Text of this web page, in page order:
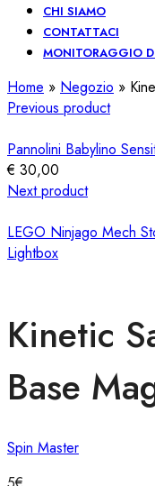
CHI SIAMO
CONTATTACI
MONITORAGGIO
Home » Negozio »
Previous product
Pannolini Babylino
€ 30,00
Next product
LEGO Ninjago Mech
Lightbox
Kinetic
Base
Spin Master